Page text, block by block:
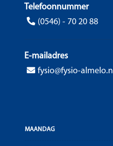
Telefoonnummer
(0546) - 70 20 88
E-mailadres
fysio@fysio-almelo.nl
MAANDAG